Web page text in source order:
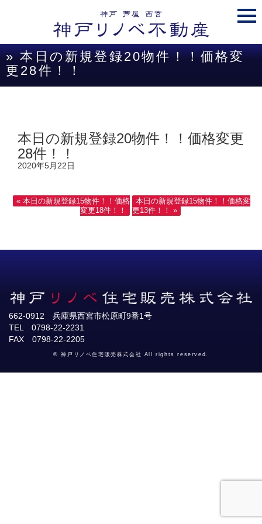
» 本日の新規登録20物件！！価格変
更28件！！
本日の新規登録20物件！！価格変更
28件！！
2020年5月22日
« 本日の新規登録15物件！！価格
変更18件！！
本日の新規登録15物件！！価格変
更13件！！ »
662-0912 兵庫県西宮市松原町9番1号
TEL 0798-22-2231
FAX 0798-22-2205
© 神戸リノベ住宅販売株式会社 All rights reserved.